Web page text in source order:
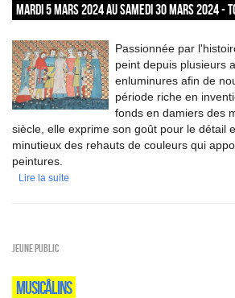
MARDI 5 MARS 2024 AU SAMEDI 30 MARS 2024 -
Passionnée par
peint depuis plusieurs
enluminures afin de
période riche en
fonds en damiers des
siècle, elle exprime son goût pour le détail
minutieux des rehauts de couleurs qui
peintures.
Lire la suite
Jeune public
MUSICÂLINS